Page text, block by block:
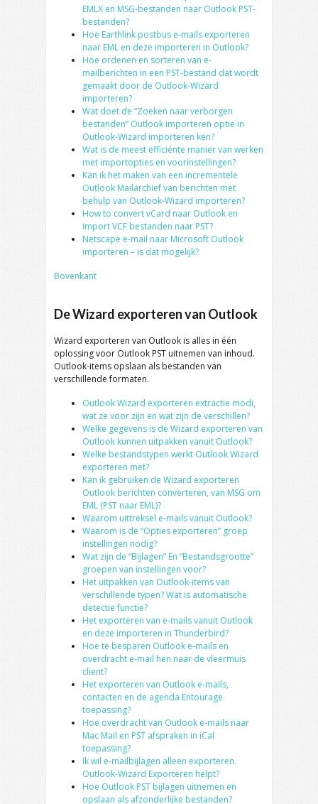
EMLX en MSG-bestanden naar Outlook PST-
bestanden?
Hoe Earthlink postbus e-mails exporteren
naar EML en deze importeren in Outlook?
Hoe ordenen en sorteren van e-
mailberichten in een PST-bestand dat wordt
gemaakt door de Outlook-Wizard
importeren?
Wat doet de “Zoeken naar verborgen
bestanden” Outlook importeren optie in
Outlook-Wizard importeren ken?
Wat is de meest efficiënte manier van werken
met importopties en voorinstellingen?
Kan ik het maken van een incrementele
Outlook Mailarchief van berichten met
behulp van Outlook-Wizard importeren?
How to convert vCard naar Outlook en
import VCF bestanden naar PST?
Netscape e-mail naar Microsoft Outlook
importeren – is dat mogelijk?
Bovenkant
De Wizard exporteren van Outlook
Wizard exporteren van Outlook is alles in één
oplossing voor Outlook PST uitnemen van inhoud.
Outlook-items opslaan als bestanden van
verschillende formaten.
Outlook Wizard exporteren extractie modi,
wat ze voor zijn en wat zijn de verschillen?
Welke gegevens is de Wizard exporteren van
Outlook kunnen uitpakken vanuit Outlook?
Welke bestandstypen werkt Outlook Wizard
exporteren met?
Kan ik gebruiken de Wizard exporteren
Outlook berichten converteren, van MSG om
EML (PST naar EML)?
Waarom uittreksel e-mails vanuit Outlook?
Waarom is de “Opties exporteren” groep
instellingen nodig?
Wat zijn de “Bijlagen” En “Bestandsgrootte”
groepen van instellingen voor?
Het uitpakken van Outlook-items van
verschillende typen? Wat is automatische
detectie functie?
Het exporteren van e-mails vanuit Outlook
en deze importeren in Thunderbird?
Hoe te besparen Outlook e-mails en
overdracht e-mail hen naar de vleermuis
client?
Het exporteren van Outlook e-mails,
contacten en de agenda Entourage
toepassing?
Hoe overdracht van Outlook e-mails naar
Mac Mail en PST afspraken in iCal
toepassing?
Ik wil e-mailbijlagen alleen exporteren.
Outlook-Wizard Exporteren helpt?
Hoe Outlook PST bijlagen uitnemen en
opslaan als afzonderlijke bestanden?